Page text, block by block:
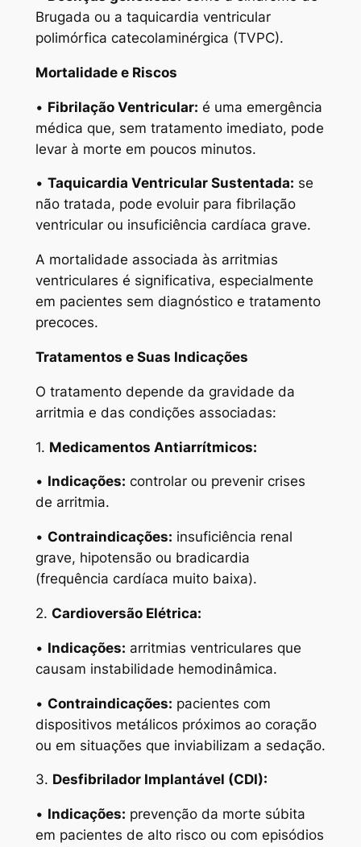
Brugada ou a taquicardia ventricular
polimórfica catecolaminérgica (TVPC).
Mortalidade e Riscos
• Fibrilação Ventricular: é uma emergência
médica que, sem tratamento imediato, pode
levar à morte em poucos minutos.
• Taquicardia Ventricular Sustentada: se
não tratada, pode evoluir para fibrilação
ventricular ou insuficiência cardíaca grave.
A mortalidade associada às arritmias
ventriculares é significativa, especialmente
em pacientes sem diagnóstico e tratamento
precoces.
Tratamentos e Suas Indicações
O tratamento depende da gravidade da
arritmia e das condições associadas:
1. Medicamentos Antiarrítmicos:
• Indicações: controlar ou prevenir crises
de arritmia.
• Contraindicações: insuficiência renal
grave, hipotensão ou bradicardia
(frequência cardíaca muito baixa).
2. Cardioversão Elétrica:
• Indicações: arritmias ventriculares que
causam instabilidade hemodinâmica.
• Contraindicações: pacientes com
dispositivos metálicos próximos ao coração
ou em situações que inviabilizam a sedação.
3. Desfibrilador Implantável (CDI):
• Indicações: prevenção da morte súbita
em pacientes de alto risco ou com episódios